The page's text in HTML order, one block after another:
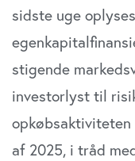
sidste uge
stigende
investorlyst til
af 2025, i tråd